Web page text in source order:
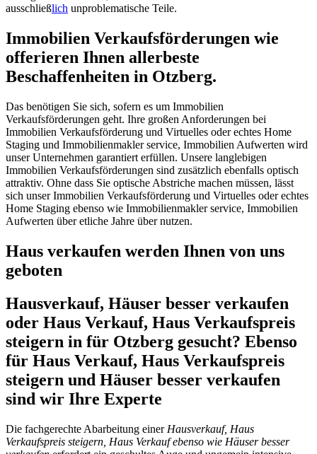
ausschließlich unproblematische Teile.
Immobilien Verkaufsförderungen wie
offerieren Ihnen allerbeste
Beschaffenheiten in Otzberg.
Das benötigen Sie sich, sofern es um Immobilien
Verkaufsförderungen geht. Ihre großen Anforderungen bei
Immobilien Verkaufsförderung und Virtuelles oder echtes Home
Staging und Immobilienmakler service, Immobilien Aufwerten wird
unser Unternehmen garantiert erfüllen. Unsere langlebigen
Immobilien Verkaufsförderungen sind zusätzlich ebenfalls optisch
attraktiv. Ohne dass Sie optische Abstriche machen müssen, lässt
sich unser Immobilien Verkaufsförderung und Virtuelles oder echtes
Home Staging ebenso wie Immobilienmakler service, Immobilien
Aufwerten über etliche Jahre über nutzen.
Haus verkaufen werden Ihnen von uns
geboten
Hausverkauf, Häuser besser verkaufen
oder Haus Verkauf, Haus Verkaufspreis
steigern in für Otzberg gesucht? Ebenso
für Haus Verkauf, Haus Verkaufspreis
steigern und Häuser besser verkaufen
sind wir Ihre Experte
Die fachgerechte Abarbeitung einer Hausverkauf, Haus
Verkaufspreis steigern, Haus Verkauf ebenso wie Häuser besser